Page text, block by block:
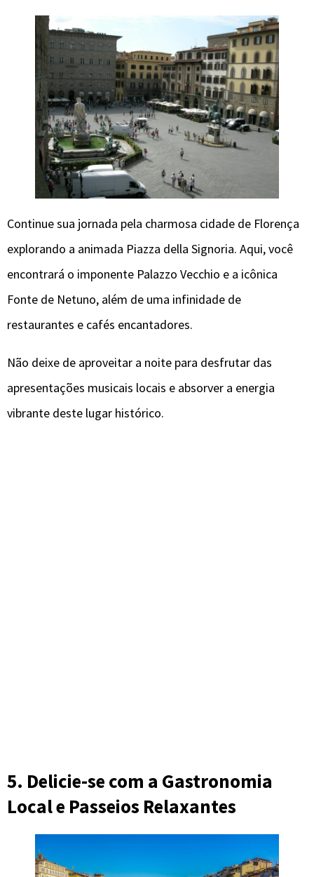
Continue sua jornada pela charmosa cidade de Florença
explorando a animada Piazza della Signoria. Aqui, você
encontrará o imponente Palazzo Vecchio e a icônica
Fonte de Netuno, além de uma infinidade de
restaurantes e cafés encantadores.
Não deixe de aproveitar a noite para desfrutar das
apresentações musicais locais e absorver a energia
vibrante deste lugar histórico.
5. Delicie-se com a Gastronomia
Local e Passeios Relaxantes